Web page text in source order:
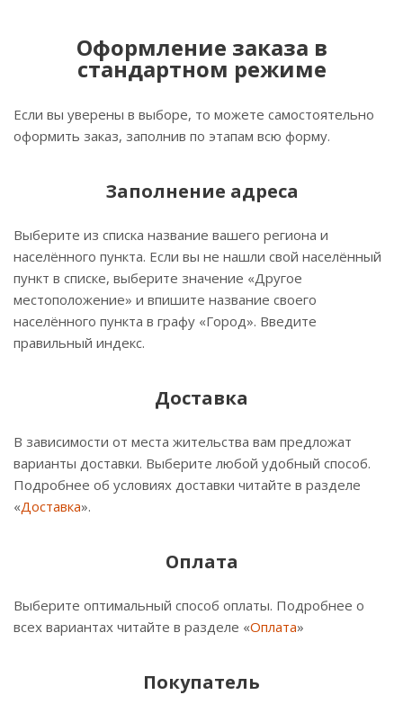
Оформление заказа в
стандартном режиме
Если вы уверены в выборе, то можете самостоятельно
оформить заказ, заполнив по этапам всю форму.
Заполнение адреса
Выберите из списка название вашего региона и
населённого пункта. Если вы не нашли свой населённый
пункт в списке, выберите значение «Другое
местоположение» и впишите название своего
населённого пункта в графу «Город». Введите
правильный индекс.
Доставка
В зависимости от места жительства вам предложат
варианты доставки. Выберите любой удобный способ.
Подробнее об условиях доставки читайте в разделе
«Доставка».
Оплата
Выберите оптимальный способ оплаты. Подробнее о
всех вариантах читайте в разделе «Оплата»
Покупатель